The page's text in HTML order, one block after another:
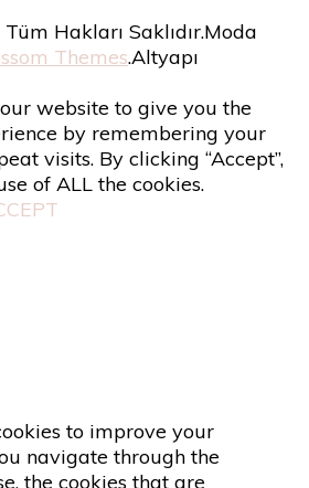
Hakları Saklıdır.Moda
Themes.Altyapı
website to give you the
by remembering your
visits. By clicking “Accept”,
of ALL the cookies.
to improve your
navigate through the
the cookies that are